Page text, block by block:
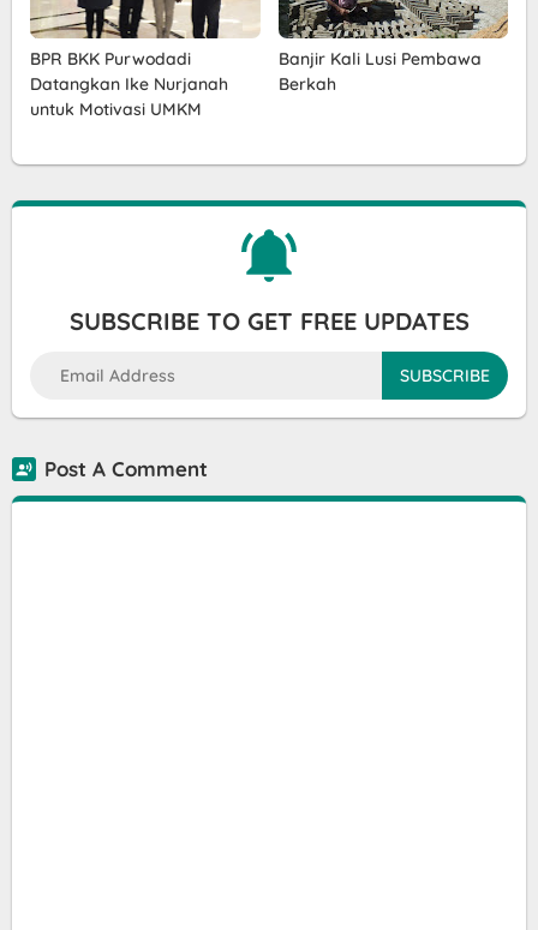
BPR BKK Purwodadi
Datangkan Ike Nurjanah
untuk Motivasi UMKM
Banjir Kali Lusi Pembawa
Berkah
SUBSCRIBE TO GET FREE UPDATES
Post A Comment